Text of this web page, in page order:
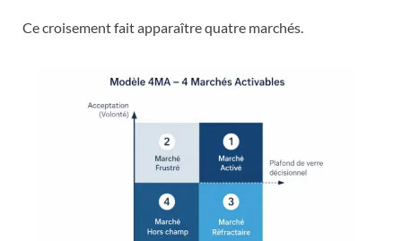
Ce croisement fait apparaître quatre marchés.